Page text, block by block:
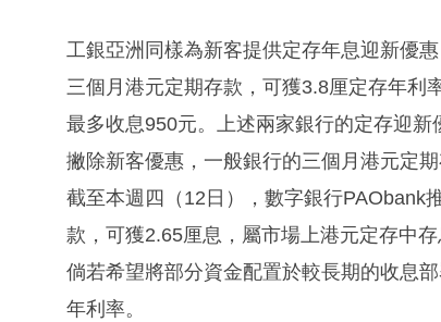
工銀亞洲同樣為新客提供定存年息迎新優
三個月港元定期存款，可獲3.8厘定存年利
最多收息950元。上述兩家銀行的定存迎新
撇除新客優惠，一般銀行的三個月港元定
截至本週四（12日），數字銀行PAObank
款，可獲2.65厘息，屬市場上港元定存中存
倘若希望將部分資金配置於較長期的收息
年利率。